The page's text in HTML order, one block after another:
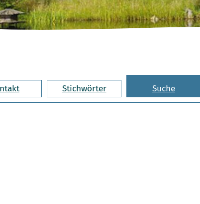
Stichwörter Suche